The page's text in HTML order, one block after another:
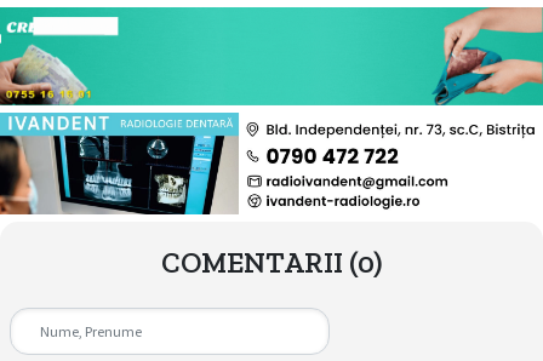
COMENTARII (0)